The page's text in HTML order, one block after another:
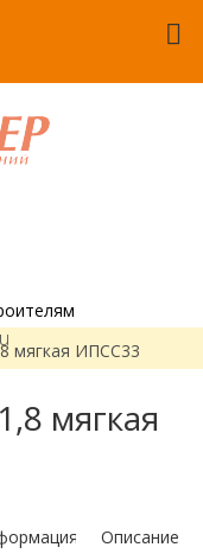
мягкая ИПСС33
мягкая
Описание